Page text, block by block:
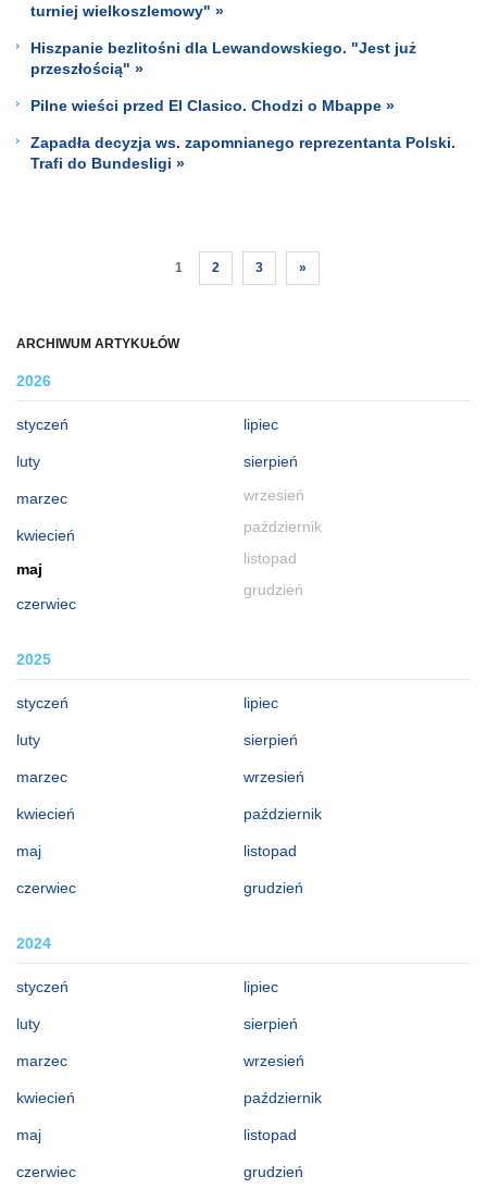
ARCHIWUM ARTYKUŁÓW
2026
styczeń
luty
marzec
kwiecień
maj
czerwiec
lipiec
sierpień
wrzesień
październik
listopad
grudzień
2025
styczeń
luty
marzec
kwiecień
maj
czerwiec
lipiec
sierpień
wrzesień
październik
listopad
grudzień
2024
styczeń
luty
marzec
kwiecień
maj
czerwiec
lipiec
sierpień
wrzesień
październik
listopad
grudzień
turniej wielkoszlemowy" »
Hiszpanie bezlitośni dla Lewandowskiego. "Jest już
przeszłością" »
Pilne wieści przed El Clasico. Chodzi o Mbappe »
Zapadła decyzja ws. zapomnianego reprezentanta Polski.
Trafi do Bundesligi »
1 2 3 »